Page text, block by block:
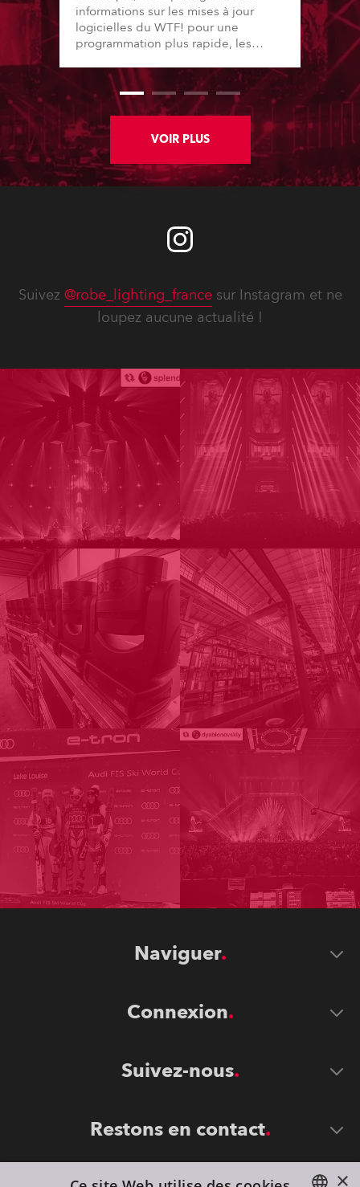
informations sur les mises à jour
logicielles du WTF! pour une
programmation plus rapide, les
technique Robe et également sur les
mises à jour logicielles depuis la
dernière lettre d'information.
VOIR PLUS
Suivez @robe_lighting_francesur Instagram et ne
loupez aucune actualité !
Naviguer
Connexion
Suivez-nous
Restons en contact
×